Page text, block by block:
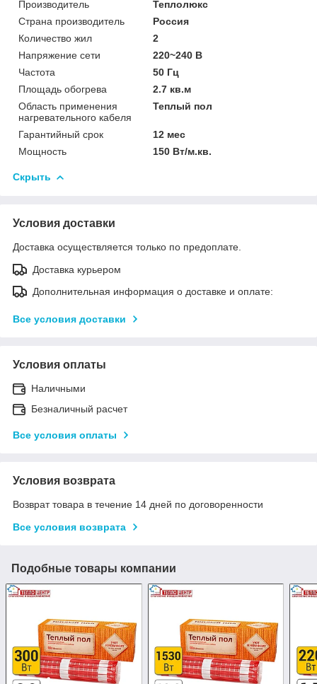
Производитель
Теплолюкс
Страна производитель
Россия
Количество жил
2
Напряжение сети
220~240 В
Частота
50 Гц
Площадь обогрева
2.7 кв.м
Область применения
нагревательного кабеля
Теплый пол
Гарантийный срок
12 мес
Мощность
150 Вт/м.кв.
Скрыть
Условия доставки
Доставка осуществляется только по предоплате.
Доставка курьером
Дополнительная информация о доставке и оплате:
Все условия доставки
Условия оплаты
Наличными
Безналичный расчет
Все условия оплаты
Условия возврата
Возврат товара в течение 14 дней по договоренности
Все условия возврата
Подобные товары компании